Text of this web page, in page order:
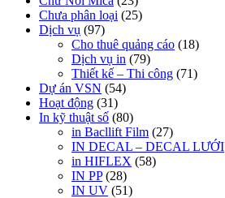
Chưa phân loại (25)
Dịch vụ (97)
Cho thuê quảng cáo (18)
Dịch vụ in (79)
Thiết kế – Thi công (71)
Dự án VSN (54)
Hoạt động (31)
In kỹ thuật số (80)
in Bacllift Film (27)
IN DECAL – DECAL LƯỚI
in HIFLEX (58)
IN PP(28)
IN UV (51)